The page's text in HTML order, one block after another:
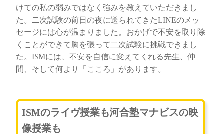
けての私の弱みではなく強みを教えていただきまし
た。二次試験の前日の夜に送られてきたLINEのメッ
セージには心が温まりました。おかげで不安を取り除
くことができて胸を張って二次試験に挑戦できまし
た。ISMには、不安を自信に変えてくれる先生、仲
間、そして何より「こころ」があります。
ISMのライヴ授業も河合塾マナビスの映
像授業も